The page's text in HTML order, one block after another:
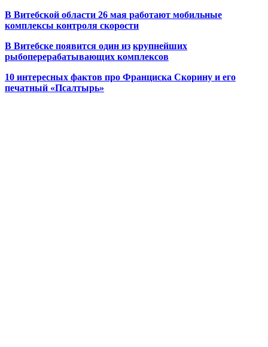
В Витебской области 26 мая работают мобильные
комплексы контроля скорости
В Витебске появится один из крупнейших
рыбоперерабатывающих комплексов
10 интересных фактов про Франциска Скорину и его
печатный «Псалтырь»